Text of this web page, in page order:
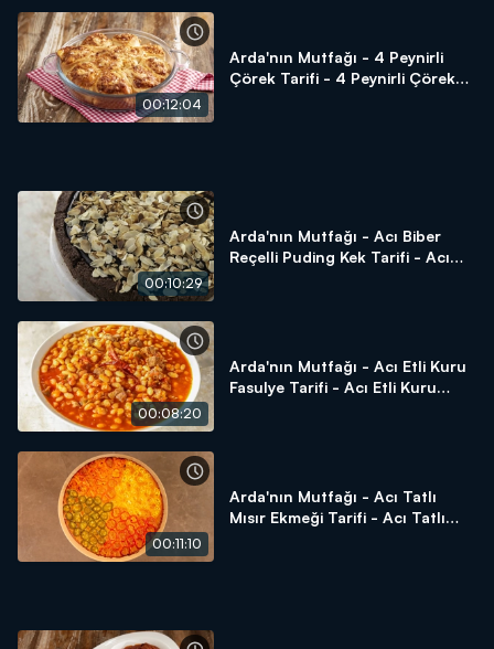
00:12:04
Arda'nın Mutfağı - 4 Peynirli
Çörek Tarifi - 4 Peynirli Çörek
00:10:29
Arda'nın Mutfağı - Acı Biber
Reçelli Puding Kek Tarifi - Acı
00:08:20
Arda'nın Mutfağı - Acı Etli Kuru
Fasulye Tarifi - Acı Etli Kuru
00:11:10
Arda'nın Mutfağı - Acı Tatlı
Mısır Ekmeği Tarifi - Acı Tatlı